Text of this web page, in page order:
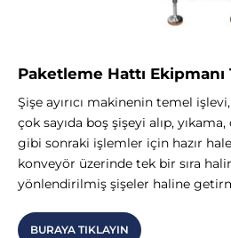
Paketleme Hattı Ekipmanı
Şişe ayırıcı makinenin temel
çok sayıda boş şişeyi alıp,
gibi sonraki işlemler için hazır
konveyör üzerinde tek bir sıra
yönlendirilmiş şişeler haline
BURAYA TIKLAYIN